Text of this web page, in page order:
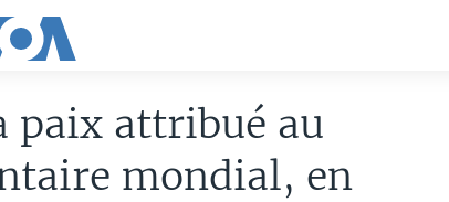
paix attribué au
mondial, en